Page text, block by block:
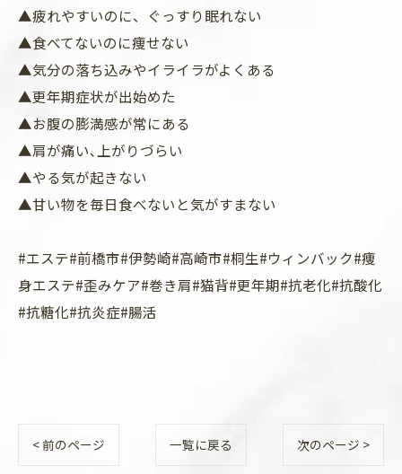
▲疲れやすいのに、ぐっすり眠れない
▲食べてないのに痩せない
▲気分の落ち込みやイライラがよくある
▲更年期症状が出始めた
▲お腹の膨満感が常にある
▲肩が痛い､上がりづらい
▲やる気が起きない
▲甘い物を毎日食べないと気がすまない
#エステ#前橋市#伊勢崎#高崎市#桐生#ウィンバック#痩
身エステ#歪みケア#巻き肩#猫背#更年期#抗老化#抗酸化
#抗糖化#抗炎症#腸活
< 前のページ 一覧に戻る 次のページ >